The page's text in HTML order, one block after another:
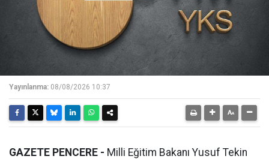
Yayınlanma: 08/08/2026 10:37
GAZETE PENCERE - Milli Eğitim Bakanı Yusuf Tekin